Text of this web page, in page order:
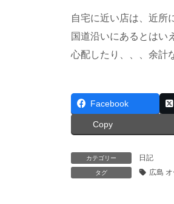
自宅に近い店は、近所
国道沿いにあるとはい
心配したり、、、余計
Facebook
Copy
カテゴリー 日記
タグ 広島